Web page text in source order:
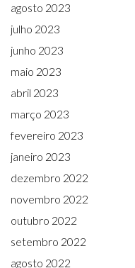
agosto 2023
julho 2023
junho 2023
maio 2023
abril 2023
março 2023
fevereiro 2023
janeiro 2023
dezembro 2022
novembro 2022
outubro 2022
setembro 2022
agosto 2022